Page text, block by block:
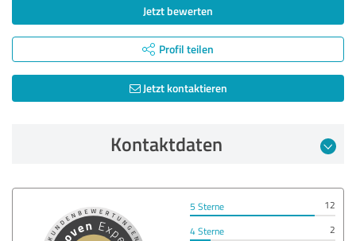
Jetzt bewerten
Profil teilen
Jetzt kontaktieren
Kontaktdaten
5 Sterne
12
4 Sterne
2